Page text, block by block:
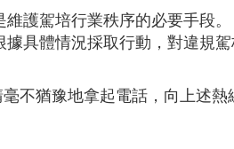
護駕培行業秩序的必要手段。
具體情況採取行動，對違規
不猶豫地拿起電話，向上述熱